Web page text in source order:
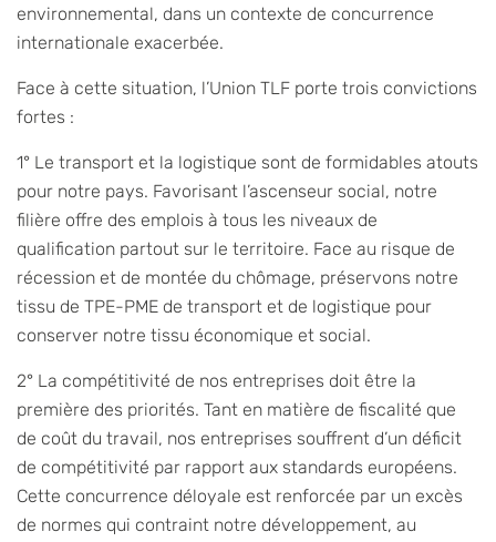
environnemental, dans un contexte de concurrence
internationale exacerbée.
Face à cette situation, l’Union TLF porte trois convictions
fortes :
1° Le transport et la logistique sont de formidables atouts
pour notre pays. Favorisant l’ascenseur social, notre
filière offre des emplois à tous les niveaux de
qualification partout sur le territoire. Face au risque de
récession et de montée du chômage, préservons notre
tissu de TPE-PME de transport et de logistique pour
conserver notre tissu économique et social.
2° La compétitivité de nos entreprises doit être la
première des priorités. Tant en matière de fiscalité que
de coût du travail, nos entreprises souffrent d’un déficit
de compétitivité par rapport aux standards européens.
Cette concurrence déloyale est renforcée par un excès
de normes qui contraint notre développement, au